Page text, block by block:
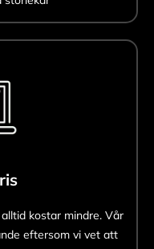
kostar mindre. Vår
eftersom vi vet att